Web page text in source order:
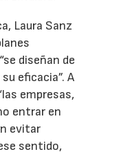
Laura Sanz
diseñan de
eficacia”. A
empresas,
entrar en
evitar
sentido,